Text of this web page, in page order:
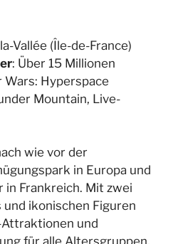
Vallée (Île-de-France)
: Über 15 Millionen
Wars: Hyperspace
Mountain, Live-
wie vor der
in Europa und
Frankreich. Mit zwei
ikonischen Figuren
und
für alle Altersgruppen.